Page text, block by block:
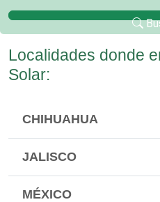
Localidades donde
Solar:
CHIHUAHUA
JALISCO
MÉXICO